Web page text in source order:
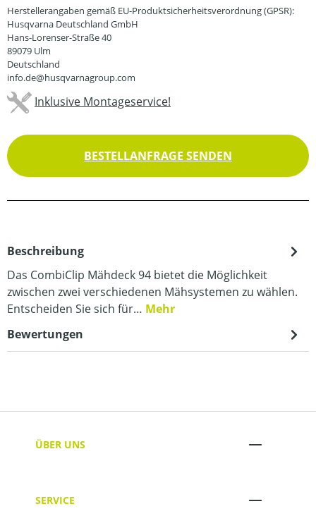
Herstellerangaben gemäß EU-Produktsicherheitsverordnung (GPSR):
Husqvarna Deutschland GmbH
Hans-Lorenser-Straße 40
89079 Ulm
Deutschland
info.de@husqvarnagroup.com
Inklusive Montageservice!
BESTELLANFRAGE SENDEN
Beschreibung
Das CombiClip Mähdeck 94 bietet die Möglichkeit
zwischen zwei verschiedenen Mähsystemen zu wählen.
Entscheiden Sie sich für… Mehr
Bewertungen
ÜBER UNS
SERVICE